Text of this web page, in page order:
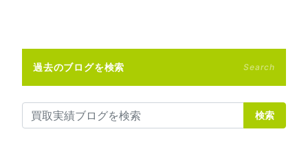
過去のブログを検索 Search
検索